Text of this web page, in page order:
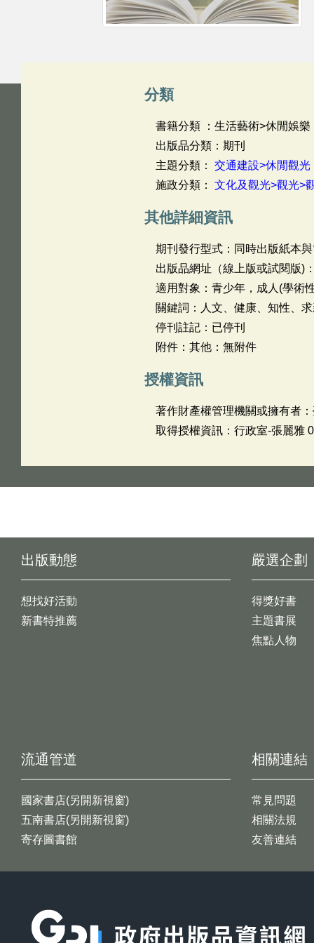
分類
書籍分類 ：生活藝術>休閒娛
出版品分類：期刊
主題分類： 交通建設>休閒觀光
施政分類： 文化及觀光>觀光>
其他詳細資訊
期刊發行型式：同時出版紙本
出版品網址（線上版或試閱版)
適用對象：青少年，成人(學術
關鍵詞：人文、健康、知性、
停刊註記：已停刊
附件：其他：無附件
授權資訊
著作財產權管理機關或擁有者
取得授權資訊：行政室-張麗雅
出版動態
想找好活動
新書特推薦
嚴選企劃
得獎好書
主題書展
焦點人物
流通管道
國家書店(另開新視窗)
五南書店(另開新視窗)
寄存圖書館
相關連結
常見問題
相關法規
友善連結